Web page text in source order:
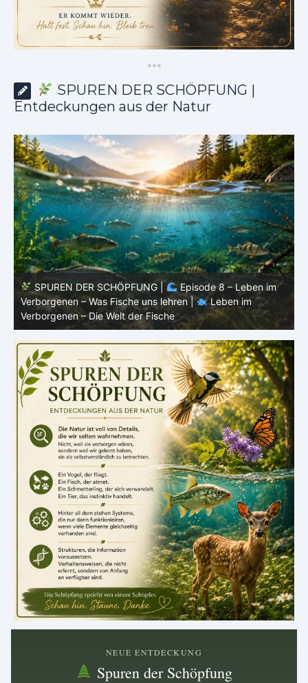
***
SPUREN DER SCHÖPFUNG |
Entdeckungen aus der Natur
SPUREN DER SCHÖPFUNG |
Episode 8 – Leben im
Verborgenen – Was Fische uns lehren |
Leben im
Verborgenen – Die Welt der Fische
.
NEUE ENTDECKUNG
Spuren der Schöpfung